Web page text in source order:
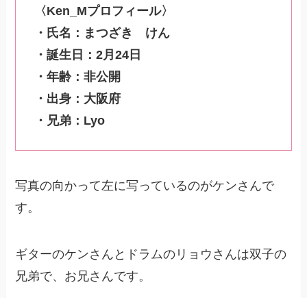
〈Ken_Mプロフィール〉
・氏名：まつざき けん
・誕生日：2月24日
・年齢：非公開
・出身：大阪府
・兄弟：Lyo
写真の向かって左に写っているのがケンさんで
す。
ギターのケンさんとドラムのリョウさんは双子の
兄弟で、お兄さんです。